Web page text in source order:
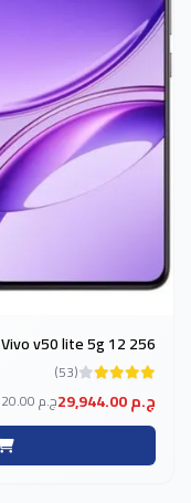
Vivo v50 lite 5g 12 256
(53)
29,944.00 ج.م 31,520.00 ج.م